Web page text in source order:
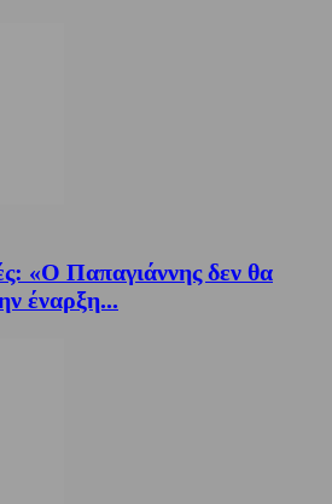
«Ο Παπαγιάννης δεν θα
έναρξη...